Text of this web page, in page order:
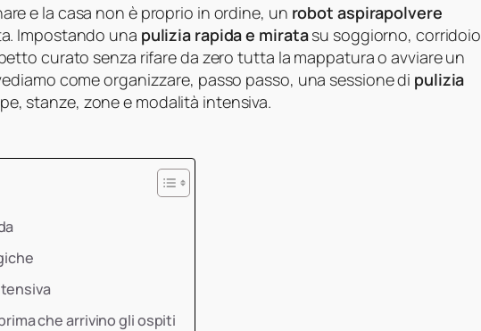
e la casa non è proprio in ordine, un robot aspirapolvere
Impostando una pulizia rapida e miratasu soggiorno, corridoio
curato senza rifare da zero tutta la mappatura o avviare un
come organizzare, passo passo, una sessione di pulizia
stanze, zone e modalità intensiva.
che arrivino gli ospiti